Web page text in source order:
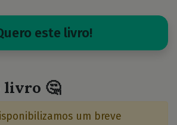
este livro!
livro 🤔
um breve